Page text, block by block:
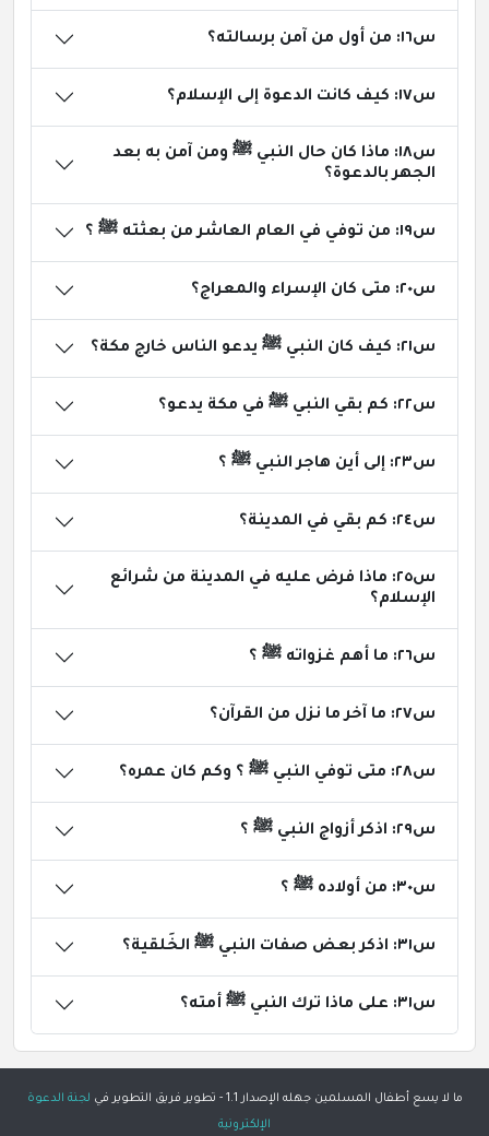
س١٦: من أول من آمن برسالته؟
س١٧: كيف كانت الدعوة إلى الإسلام؟
س١٨: ماذا كان حال النبي ﷺ ومن آمن به بعد
الجهر بالدعوة؟
س١٩: من توفي في العام العاشر من بعثته ﷺ ؟
س٢٠: متى كان الإسراء والمعراج؟
س٢١: كيف كان النبي ﷺ يدعو الناس خارج مكة؟
س٢٢: كم بقي النبي ﷺ في مكة يدعو؟
س٢٣: إلى أين هاجر النبي ﷺ ؟
س٢٤: كم بقي في المدينة؟
س٢٥: ماذا فرض عليه في المدينة من شرائع
الإسلام؟
س٢٦: ما أهم غزواته ﷺ ؟
س٢٧: ما آخر ما نزل من القرآن؟
س٢٨: متى توفي النبي ﷺ ؟ وكم كان عمره؟
س٢٩: اذكر أزواج النبي ﷺ ؟
س٣٠: من أولاده ﷺ ؟
س٣١: اذكر بعض صفات النبي ﷺ الخَلقية؟
س٣١: على ماذا ترك النبي ﷺ أمته؟
ما لا يسع أطفال المسلمين جهله الإصدار 1.1 - تطوير فريق التطوير في
لجنة الدعوة
الإلكترونية